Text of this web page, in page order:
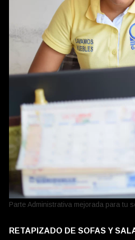
Parte Administrativa mejorada para tu
RETAPIZADO DE SOFAS Y